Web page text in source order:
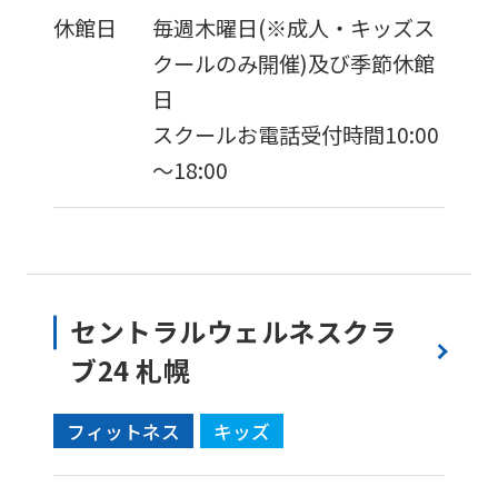
休館日
毎週木曜日(※成人・キッズス
クールのみ開催)及び季節休館
日
スクールお電話受付時間10:00
～18:00
セントラルウェルネスクラ
ブ24 札幌
フィットネス キッズ